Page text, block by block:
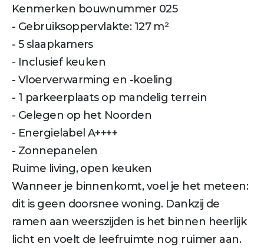
Kenmerken bouwnummer 025
- Gebruiksoppervlakte: 127 m²
- 5 slaapkamers
- Inclusief keuken
- Vloerverwarming en -koeling
- 1 parkeerplaats op mandelig terrein
- Gelegen op het Noorden
- Energielabel A++++
- Zonnepanelen
Ruime living, open keuken
Wanneer je binnenkomt, voel je het meteen:
dit is geen doorsnee woning. Dankzij de
ramen aan weerszijden is het binnen heerlijk
licht en voelt de leefruimte nog ruimer aan.